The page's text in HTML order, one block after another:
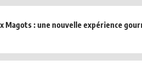
Magots : une nouvelle expérience